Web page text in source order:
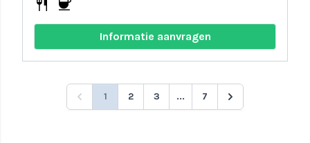
restaurant coffee
Informatie aanvragen
1 2 3 ... 7